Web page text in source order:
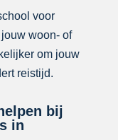
voor
woon- of
om jouw
reistijd.
bij
in